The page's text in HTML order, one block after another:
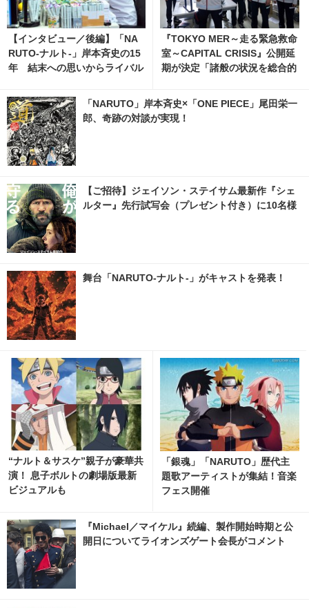
【インタビュー／後編】「NA
RUTO-ナルト-」岸本斉史の15
年 結末への思いからライバル
『TOKYO MER～走る緊急救命
室～CAPITAL CRISIS』公開延
期が決定「諸般の状況を総合的
「NARUTO」岸本斉史×「ONE PIECE」尾田栄一
郎、奇跡の対談が実現！
【ご招待】ジェイソン・ステイサム最新作『シェ
ルター』先行試写会（プレゼント付き）に10名様
舞台「NARUTO-ナルト-」がキャストを発表！
“ナルト＆サスケ”親子が豪華共
演！ 息子ボルトの劇場版最新
ビジュアルも
「銀魂」「NARUTO」歴代主
題歌アーティストが集結！音楽
フェス開催
『Michael／マイケル』続編、製作開始時期と公
開日についてライオンズゲート会長がコメント